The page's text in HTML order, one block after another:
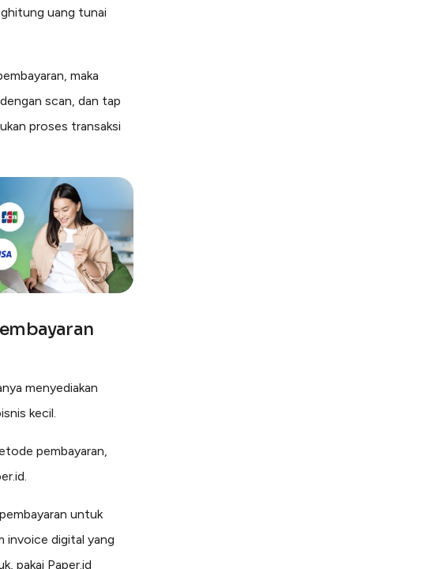
uang tunai
maka
scan, dan tap
proses transaksi
menyediakan
kecil.
pembayaran,
untuk
invoice digital yang
pakai Paper.id